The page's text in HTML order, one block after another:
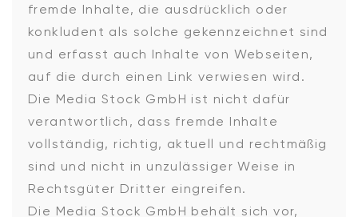
fremde Inhalte, die ausdrücklich oder
konkludent als solche gekennzeichnet sind
und erfasst auch Inhalte von Webseiten,
auf die durch einen Link verwiesen wird.
Die Media Stock GmbH ist nicht dafür
verantwortlich, dass fremde Inhalte
vollständig, richtig, aktuell und rechtmäßig
sind und nicht in unzulässiger Weise in
Rechtsgüter Dritter eingreifen.
Die Media Stock GmbH behält sich vor,